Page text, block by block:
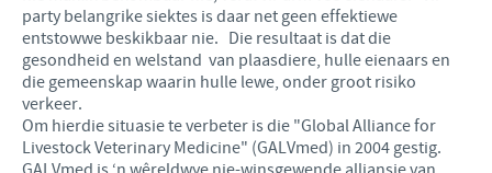
party belangrike siektes is daar net geen effektiewe
entstowwe beskikbaar nie. Die resultaat is dat die
gesondheid en welstand van plaasdiere, hulle eienaars en
die gemeenskap waarin hulle lewe, onder groot risiko
verkeer.
Om hierdie situasie te verbeter is die "Global Alliance for
Livestock Veterinary Medicine" (GALVmed) in 2004 gestig.